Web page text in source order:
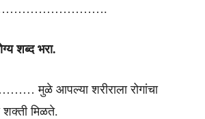
शब्द भरा.
आपल्या शरीराला रोगांचा
शक्ती मिळते.